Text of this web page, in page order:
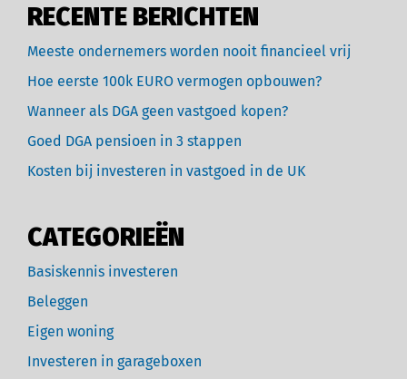
RECENTE BERICHTEN
Meeste ondernemers worden nooit financieel vrij
Hoe eerste 100k EURO vermogen opbouwen?
Wanneer als DGA geen vastgoed kopen?
Goed DGA pensioen in 3 stappen
Kosten bij investeren in vastgoed in de UK
CATEGORIEËN
Basiskennis investeren
Beleggen
Eigen woning
Investeren in garageboxen